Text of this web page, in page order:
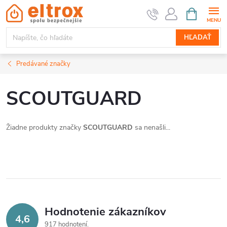
Prejsť
na
obsah
HĽADAŤ
KOŠÍK
Predávané značky
SCOUTGUARD
Žiadne produkty značky SCOUTGUARD sa nenašli...
4,6 Hodnotenie zákazníkov
917 hodnotení